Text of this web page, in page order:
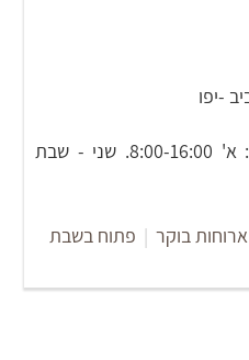
שעות פתיחה: שעות פתיחה: א' 8:00-16:00. שני - שבת
ארוחות בוקר | פתוח בשבת